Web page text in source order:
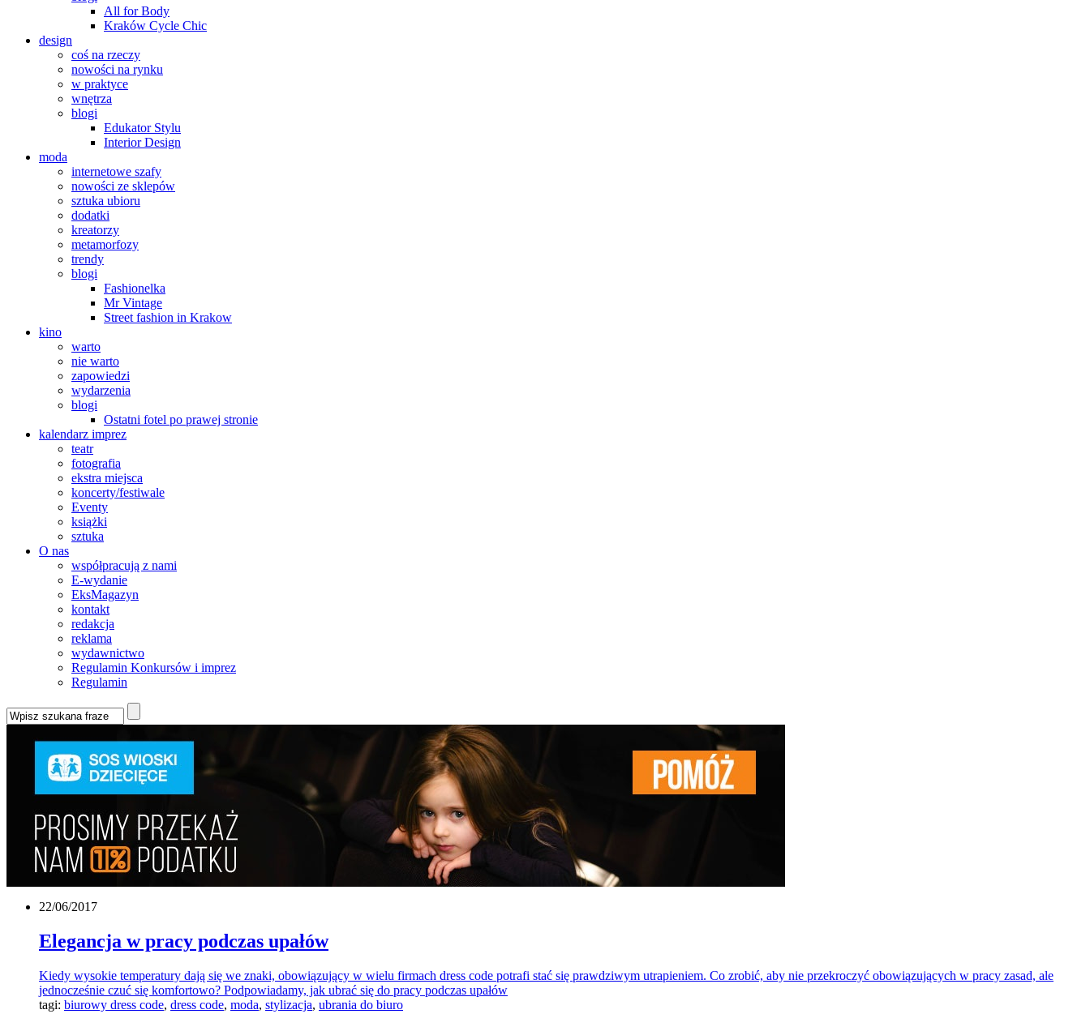
All for Body
Kraków Cycle Chic
design
coś na rzeczy
nowości na rynku
w praktyce
wnętrza
blogi
Edukator Stylu
Interior Design
moda
internetowe szafy
nowości ze sklepów
sztuka ubioru
dodatki
kreatorzy
metamorfozy
trendy
blogi
Fashionelka
Mr Vintage
Street fashion in Krakow
kino
warto
nie warto
zapowiedzi
wydarzenia
blogi
Ostatni fotel po prawej stronie
kalendarz imprez
teatr
fotografia
ekstra miejsca
koncerty/festiwale
Eventy
książki
sztuka
O nas
współpracują z nami
E-wydanie
EksMagazyn
kontakt
redakcja
reklama
wydawnictwo
Regulamin Konkursów i imprez
Regulamin
22/06/2017
Elegancja w pracy podczas upałów
Kiedy wysokie temperatury dają się we znaki, obowiązujący w wielu firmach dress code potrafi stać się prawdziwym utrapieniem. Co zrobić, aby nie przekroczyć obowiązujących w pracy zasad, ale
jednocześnie czuć się komfortowo? Podpowiadamy, jak ubrać się do pracy podczas upałów
tagi: biurowy dress code, dress code, moda, stylizacja, ubrania do biuro